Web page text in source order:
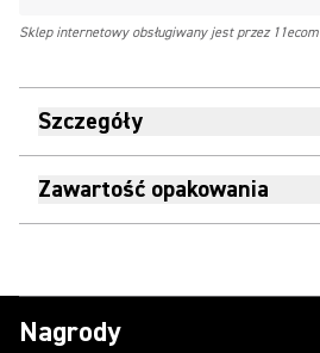
Sklep internetowy obsługiwany jest przez 11ecom
Szczegóły
Zawartość opakowania
Nagrody